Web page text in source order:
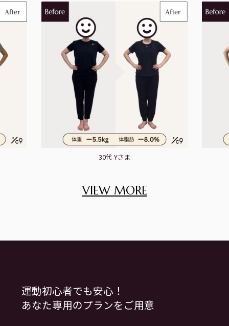
40代 Tさま
VIEW MORE
運動初心者でも安心！
あなた専用のプランをご用意